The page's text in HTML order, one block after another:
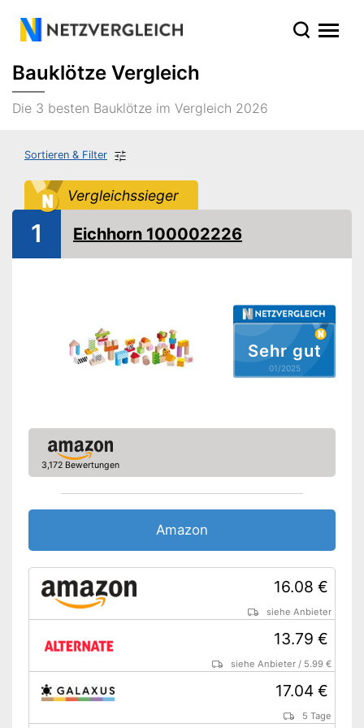
Bauklötze Vergleich
Die 3 besten Bauklötze im Vergleich 2026
Sortieren & Filter
Vergleichssieger
Sehr gut
01/2025
1 Eichhorn 100002226
3,172 Bewertungen
Amazon
16.08 €
siehe Anbieter
13.79 €
siehe Anbieter / 5.99 €
17.04 €
5 Tage